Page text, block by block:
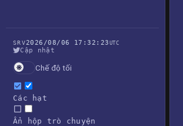
SRV2026/08/06 17:32:23UTC
Cập nhật
Chế độ tối
Các hạt
Ẩn hộp trò chuyện